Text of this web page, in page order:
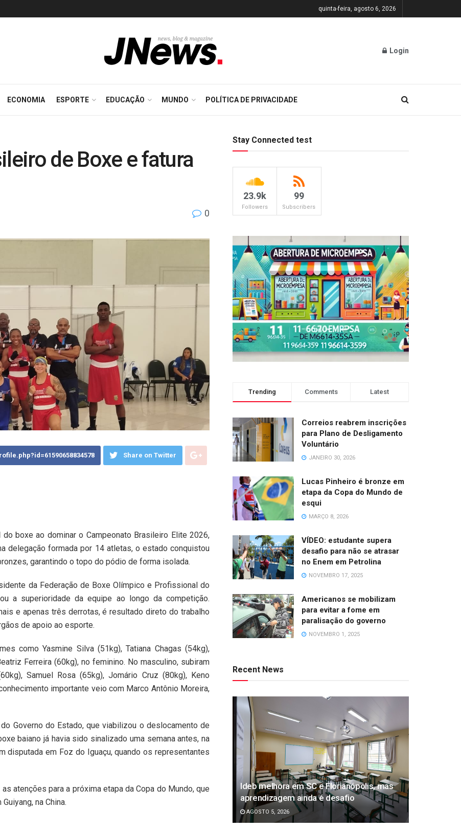
quinta-feira, agosto 6, 2026
Login
ECONOMIA ESPORTE EDUCAÇÃO MUNDO POLÍTICA DE PRIVACIDADE
de Boxe e fatura
0
Share on Twitter
boxe ao dominar o Campeonato Brasileiro Elite 2026,
delegação formada por 14 atletas, o estado conquistou
garantindo o topo do pódio de forma isolada.
da Federação de Boxe Olímpico e Profissional do
a superioridade da equipe ao longo da competição.
e apenas três derrotas, é resultado direto do trabalho
de apoio ao esporte.
como Yasmine Silva (51kg), Tatiana Chagas (54kg),
Ferreira (60kg), no feminino. No masculino, subiram
Samuel Rosa (65kg), Jomário Cruz (80kg), Keno
importante veio com Marco Antônio Moreira,
Governo do Estado, que viabilizou o deslocamento de
baiano já havia sido sinalizado uma semana antes, na
disputada em Foz do Iguaçu, quando os representantes
atenções para a próxima etapa da Copa do Mundo, que
na China.
Stay Connected test
23.9k
Followers
99
Subscribers
Trending Comments Latest
Correios reabrem inscrições
para Plano de Desligamento
Voluntário
JANEIRO 30, 2026
Lucas Pinheiro é bronze em
etapa da Copa do Mundo de
esqui
MARÇO 8, 2026
VÍDEO: estudante supera
desafio para não se atrasar
no Enem em Petrolina
NOVEMBRO 17, 2025
Americanos se mobilizam
para evitar a fome em
paralisação do governo
NOVEMBRO 1, 2025
Recent News
Ideb melhora em SC e Florianópolis, mas
aprendizagem ainda é desafio
AGOSTO 5, 2026